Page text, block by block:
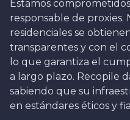
Estamos
responsable de proxies.
residenciales se
transparentes y con el
lo que garantiza el
a largo plazo. Recopile
sabiendo que su
en estándares éticos y